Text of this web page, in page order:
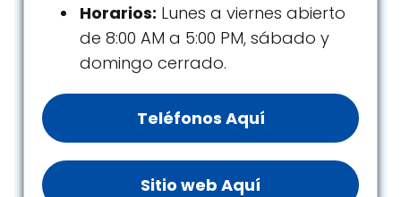
Horarios: Lunes a viernes abierto
de 8:00 AM a 5:00 PM, sábado y
domingo cerrado.
Teléfonos Aquí
Sitio web Aquí